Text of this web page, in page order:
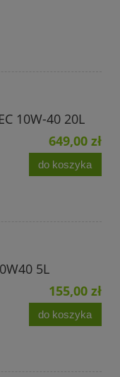
10W-40 20L
649,00 zł
do koszyka
5L
155,00 zł
do koszyka